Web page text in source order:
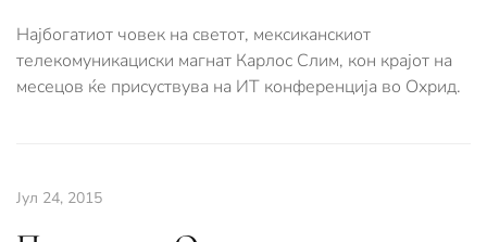
Најбогатиот човек на светот, мексиканскиот
телекомуникациски магнат Карлос Слим, кон крајот на
месецов ќе присуствува на ИТ конференција во Охрид.
Јул 24, 2015